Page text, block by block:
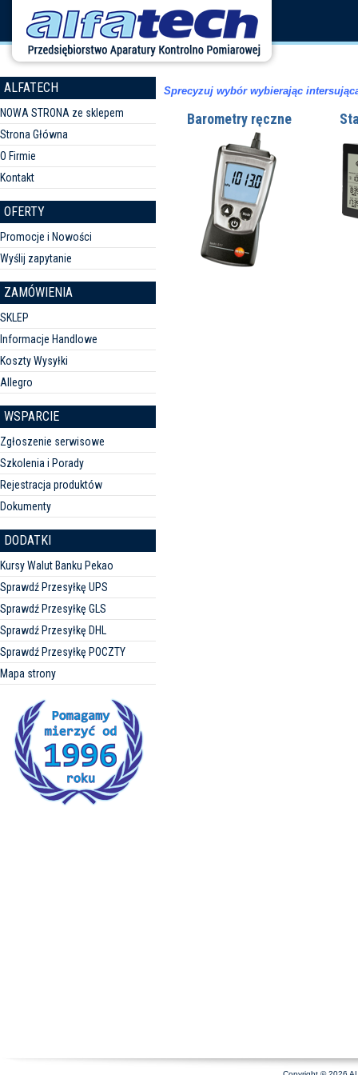
ALFATECH
NOWA STRONA ze sklepem
Strona Główna
O Firmie
Kontakt
OFERTY
Promocje i Nowości
Wyślij zapytanie
ZAMÓWIENIA
SKLEP
Informacje Handlowe
Koszty Wysyłki
Allegro
WSPARCIE
Zgłoszenie serwisowe
Szkolenia i Porady
Rejestracja produktów
Dokumenty
DODATKI
Kursy Walut Banku Pekao
Sprawdź Przesyłkę UPS
Sprawdź Przesyłkę GLS
Sprawdź Przesyłkę DHL
Sprawdź Przesyłkę POCZTY
Mapa strony
Sprecyzuj wybór wybierając
Barometry ręczne